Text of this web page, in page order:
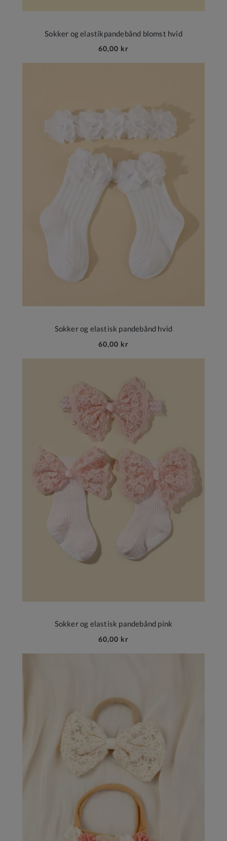
Sokker og elastikpandebånd blomst hvid
60,00 kr
Sokker og elastisk pandebånd hvid
60,00 kr
Sokker og elastisk pandebånd pink
60,00 kr